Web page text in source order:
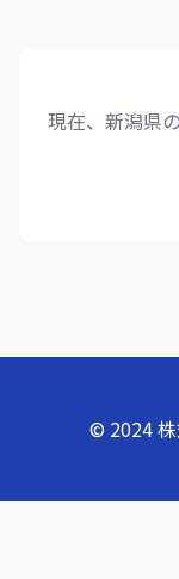
現在、 新潟県
© 2024